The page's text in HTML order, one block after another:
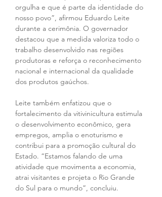
orgulha e que é parte da identidade do
nosso povo”, afirmou Eduardo Leite
durante a cerimônia. O governador
destacou que a medida valoriza todo o
trabalho desenvolvido nas regiões
produtoras e reforça o reconhecimento
nacional e internacional da qualidade
dos produtos gaúchos.
Leite também enfatizou que o
fortalecimento da vitivinicultura estimula
o desenvolvimento econômico, gera
empregos, amplia o enoturismo e
contribui para a promoção cultural do
Estado. “Estamos falando de uma
atividade que movimenta a economia,
atrai visitantes e projeta o Rio Grande
do Sul para o mundo”, concluiu.